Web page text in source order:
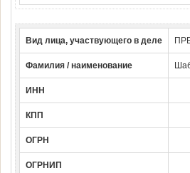
Вид лица, участвующего в деле
Фамилия / наименование
ИНН
КПП
ОГРН
ОГРНИП